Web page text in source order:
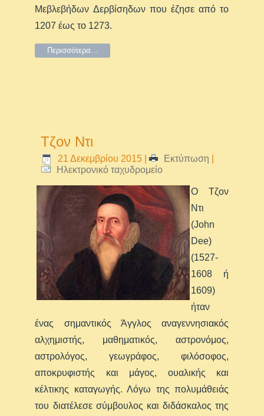
Μεβλεβήδων Δερβίσηδων που έζησε από το
1207 έως το 1273.
Περισσότερα...
Τζoν Ντι
21 Δεκεμβρίου 2015 | Εκτύπωση
Ηλεκτρονικό ταχυδρομείο
Ο Τζoν
Ντι
(John
Dee)
(1527-
1608 ή
1609)
ήταν
ένας σημαντικός Άγγλος αναγεννησιακός
αλχημιστής, μαθηματικός, αστρονόμος,
αστρολόγος, γεωγράφος, φιλόσοφος,
αποκρυφιστής και μάγος, ουαλικής και
κέλτικης καταγωγής. Λόγω της πολυμάθειάς
του διατέλεσε σύμβουλος και διδάσκαλος της